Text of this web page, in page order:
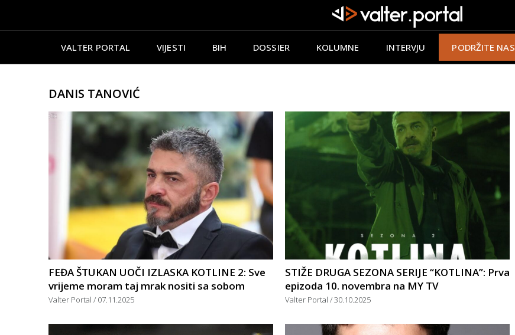
VALTER PORTAL VIJESTI BIH DOSSIER KOLUMNE INTERVJU PODRŽITE NAS
DANIS TANOVIĆ
FEĐA ŠTUKAN UOČI IZLASKA KOTLINE 2: Sve
vrijeme moram taj mrak nositi sa sobom
Valter Portal 07.11.2025
STIŽE DRUGA SEZONA SERIJE “KOTLINA”: Prva
epizoda 10. novembra na MY TV
Valter Portal 30.10.2025